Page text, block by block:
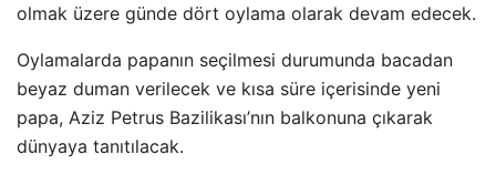
olmak üzere günde dört oylama olarak devam edecek.
Oylamalarda papanın seçilmesi durumunda bacadan
beyaz duman verilecek ve kısa süre içerisinde yeni
papa, Aziz Petrus Bazilikası’nın balkonuna çıkarak
dünyaya tanıtılacak.